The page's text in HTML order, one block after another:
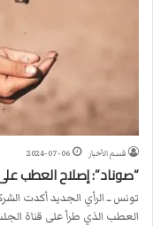
قسم الأخبار 2024-07-06
“صوناد”: إصلاح العطب
تونس ــ الرأي الجديد أكدت
العطب الذي طرأ على قناة